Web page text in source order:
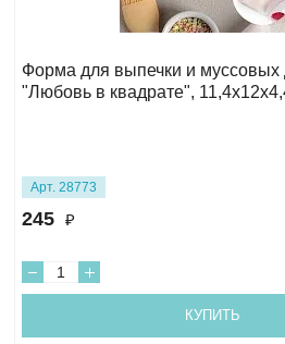
Форма для выпечки и муссовых
"Любовь в квадрате",
Арт. 28773
245 ₽
КУПИТЬ